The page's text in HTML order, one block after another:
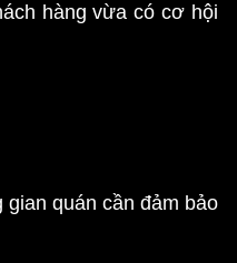
hàng vừa có cơ hội
quán cần đảm bảo